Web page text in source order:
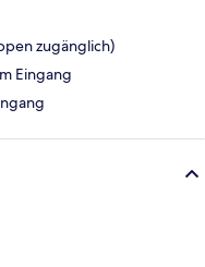
zugänglich)
Eingang